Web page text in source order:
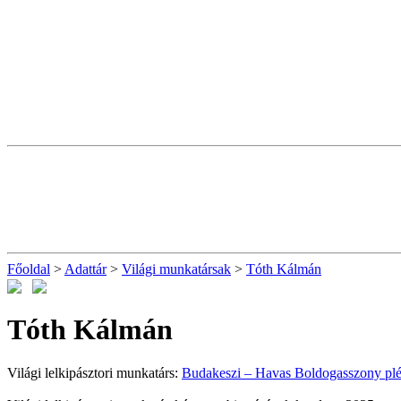
Főoldal > Adattár> Világi munkatársak > Tóth Kálmán
Tóth Kálmán
Világi lelkipásztori munkatárs: Budakeszi – Havas Boldogasszony